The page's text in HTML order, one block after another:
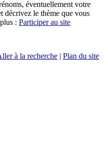
éventuellement votre
décrivez le thème que vous
: Participer au site
à la recherche | Plan du site